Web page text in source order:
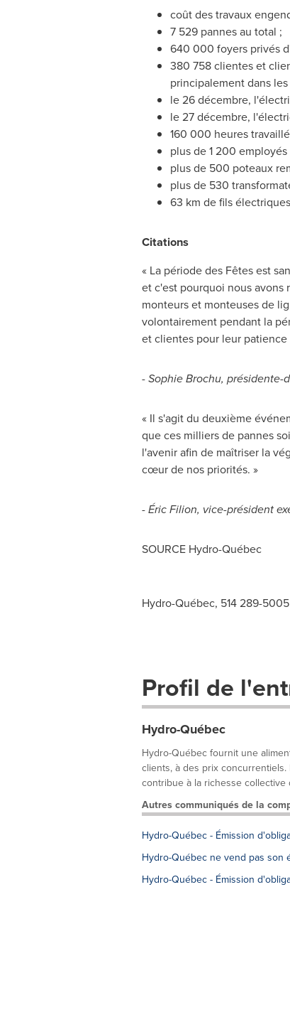
coût des travaux
7 529 pannes au total ;
640 000 foyers privés
380 758 clientes et
principalement dans
le 26 décembre,
le 27 décembre,
160 000 heures
plus de 1 200
plus de 500 poteaux
plus de 530
63 km de fils
Citations
« La période des Fêtes est
et c'est pourquoi nous avons
monteurs et monteuses de
volontairement pendant la
et clientes pour leur
-Sophie Brochu, présidente-
« Il s'agit du deuxième
que ces milliers de pannes
l'avenir afin de maîtriser la
cœur de nos priorités. »
-Éric Filion, vice-président
SOURCE Hydro-Québec
Hydro-Québec, 514 289-5005
Profil de
Hydro-Québec
Hydro-Québec fournit une
clients, à des prix
contribue à la richesse collective
Autres communiqués de la
Hydro-Québec - Émission
Hydro-Québec ne vend pas son
Hydro-Québec - Émission